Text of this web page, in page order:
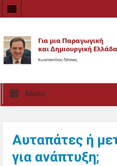
Menu
Αυταπάτες ή
για ανάπτυξη;